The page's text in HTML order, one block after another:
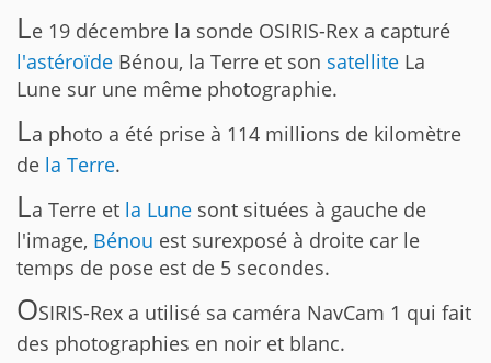
Le 19 décembre la sonde OSIRIS-Rex a capturé
l'astéroïde Bénou, la Terre et son satellite La
Lune sur une même photographie.
La photo a été prise à 114 millions de kilomètre
de la Terre.
La Terre et la Lune sont situées à gauche de
l'image, Bénou est surexposé à droite car le
temps de pose est de 5 secondes.
OSIRIS-Rex a utilisé sa caméra NavCam 1 qui fait
des photographies en noir et blanc.